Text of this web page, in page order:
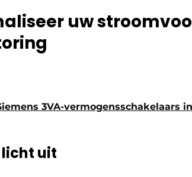
uw
3VA-vermogensschakelaars
uit